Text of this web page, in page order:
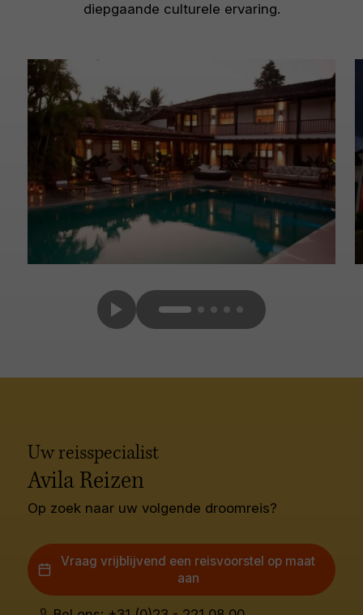
diepgaande culturele ervaring.
Uw reisspecialist
Avila Reizen
Op zoek naar uw volgende droomreis?
Vraag vrijblijvend een reisvoorstel op maat
aan